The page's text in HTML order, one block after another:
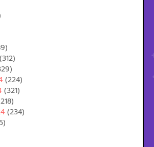
(312)
(224)
(321)
(234)